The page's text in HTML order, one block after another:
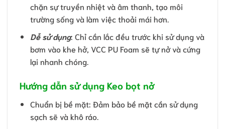
chặn sự truyền nhiệt và âm thanh, tạo môi
trường sống và làm việc thoải mái hơn.
Dễ sử dụng: Chỉ cần lắc đều trước khi sử dụng và
bơm vào khe hở, VCC PU Foam sẽ tự nở và cứng
lại nhanh chóng.
Hướng dẫn sử dụng Keo bọt nở
Chuẩn bị bề mặt: Đảm bảo bề mặt cần sử dụng
sạch sẽ và khô ráo.